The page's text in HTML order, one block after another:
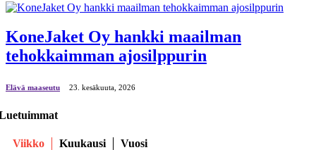
KoneJaket Oy hankki maailman
tehokkaimman ajosilppurin
Elävä maaseutu 23. kesäkuuta, 2026
Viikko Kuukausi Vuosi